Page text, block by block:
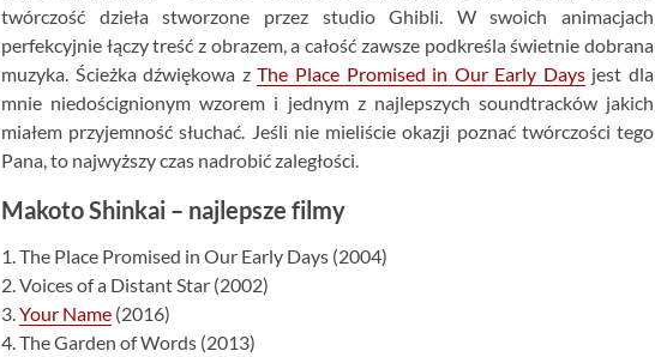
twórczość dzieła stworzone przez studio Ghibli. W swoich animacjach
perfekcyjnie łączy treść z obrazem, a całość zawsze podkreśla świetnie dobrana
muzyka. Ścieżka dźwiękowa zThe Place Promised in Our Early Daysjest dla
mnie niedoścignionym wzorem i jednym z najlepszych soundtracków jakich
miałem przyjemność słuchać. Jeśli nie mieliście okazji poznać twórczości tego
Pana, to najwyższy czas nadrobić zaległości.
Makoto Shinkai – najlepsze filmy
1. The Place Promised in Our Early Days (2004)
2. Voices of a Distant Star (2002)
3.Your Name (2016)
4. The Garden of Words (2013)